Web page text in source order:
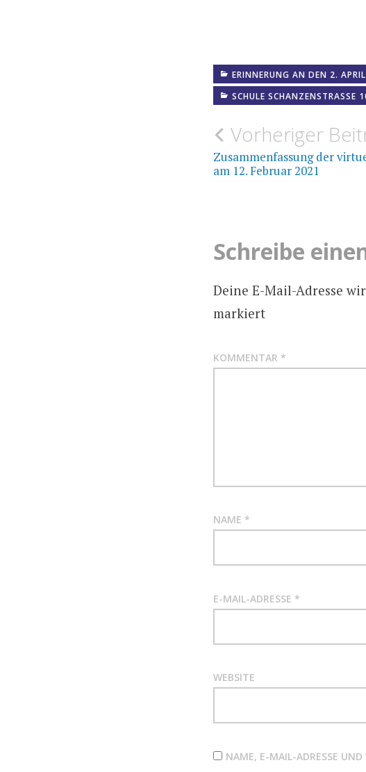
ERINNERUNG AN DEN 2.
SCHULE SCHANZENSTRASSE
Vorheriger
Zusammenfassung der
am 12. Februar 2021
Schreibe
Deine E-Mail-Adresse
markiert
KOMMENTAR *
NAME *
E-MAIL-ADRESSE *
WEBSITE
NAME, E-MAIL-ADRESSE